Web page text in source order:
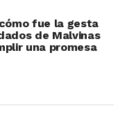
fue la gesta
de Malvinas
una promesa